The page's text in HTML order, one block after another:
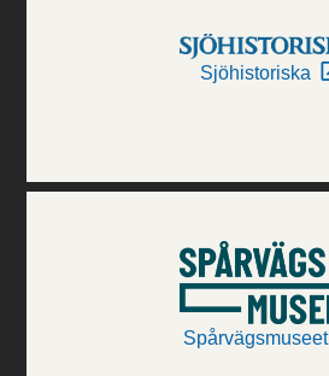
Sjöhistoriska
Spårvägsmuseet